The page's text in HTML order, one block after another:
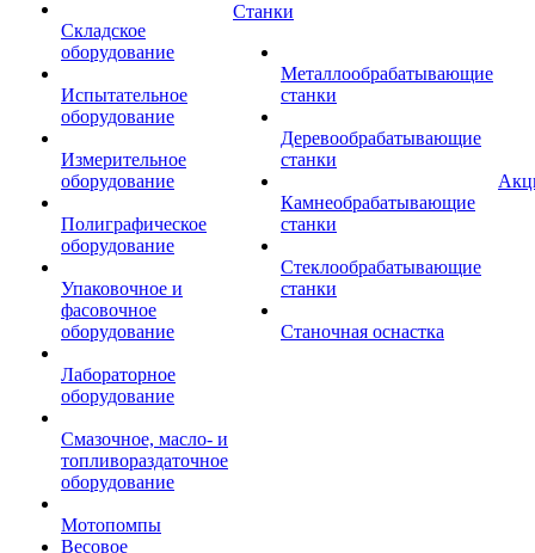
Складское
оборудование
Испытательное
оборудование
Измерительное
оборудование
Полиграфическое
оборудование
Упаковочное и
фасовочное
оборудование
Лабораторное
оборудование
Смазочное, масло- и
топливораздаточное
оборудование
Мотопомпы
Весовое
Станки
Металлообрабатывающие
станки
Деревообрабатывающие
станки
Камнеобрабатывающие
станки
Стеклообрабатывающие
станки
Станочная оснастка